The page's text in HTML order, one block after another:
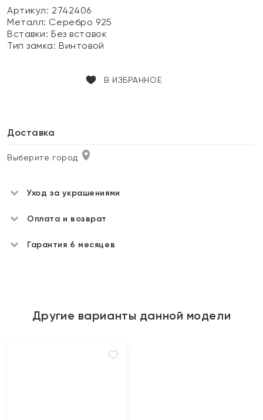
Артикул: 2742406
Металл: Серебро 925
Вставки:Без вставок
Тип замка:Винтовой
В ИЗБРАННОЕ
Доставка
Выберите город
Уход за украшениями
Оплата и возврат
Гарантия 6 месяцев
Другие варианты данной модели